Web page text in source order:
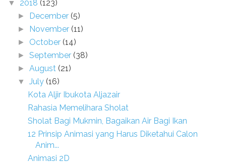
▼ 2018 (123)
► December (5)
► November (11)
► October (14)
►September (38)
►August (21)
▼July (16)
Kota Aljir Ibukota Aljazair
Rahasia Memelihara Sholat
Sholat Bagi Mukmin, Bagaikan Air Bagi Ikan
12 Prinsip Animasi yang Harus Diketahui Calon
Anim...
Animasi 2D